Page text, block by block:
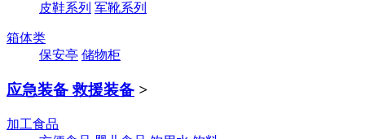
皮鞋系列 军靴系列
箱体类
保安亭 储物柜
应急装备 救援装备 >
加工食品